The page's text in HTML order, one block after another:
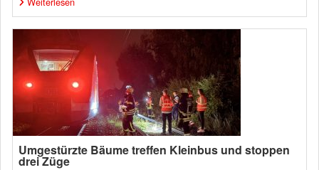
Umgestürzte Bäume treffen Kleinbus und stoppen
drei Züge